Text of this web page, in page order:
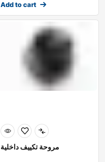
Add to cart
مروحة تكييف داخلية